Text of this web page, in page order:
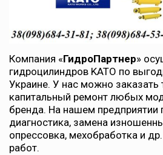
Компания «ГидроПартнер»
гидроцилиндров KATO по
Украине. У нас можно заказать
капитальный ремонт любых
бренда. На нашем предприятии
диагностика, замена
опрессовка, мехобработка и
работ.